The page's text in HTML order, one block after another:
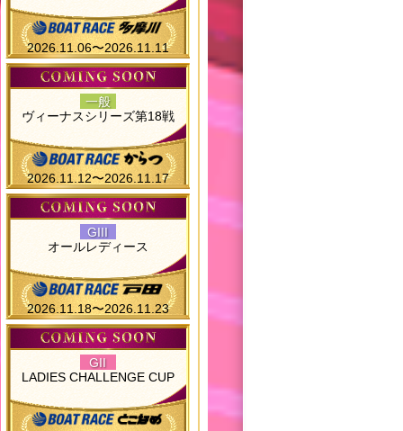
2026.11.06〜2026.11.11
一般
ヴィーナスシリーズ第18戦
2026.11.12〜2026.11.17
GIII
オールレディース
2026.11.18〜2026.11.23
GII
LADIES CHALLENGE CUP